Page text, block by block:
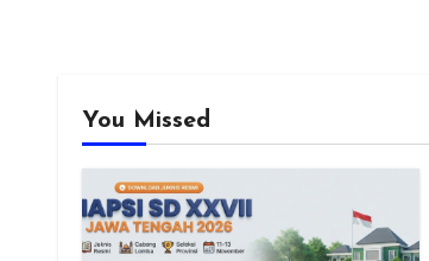
You Missed